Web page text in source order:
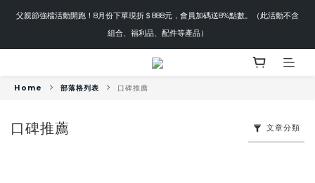
父親節強檔活動開跑！8月份下單現折＄888元，會員加碼送8%點數。（此活動不含
組合、福利品、配件等產品）
Home 部落格列表 口碑推薦
口碑推薦 文章分類